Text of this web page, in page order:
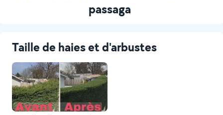
passaga
Taille de haies et d'arbustes